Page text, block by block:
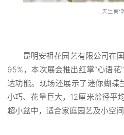
昆明安祖花园艺有限公司在
95%，本次展会推出红掌“心语
达功能。现场还展示了迷你蝴蝶
小巧、花量巨大，12厘米盆径平
超小盆中，适合家庭园艺及小空间